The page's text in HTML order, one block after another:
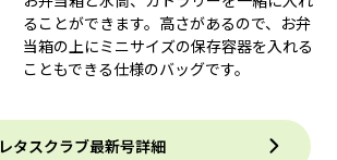
ることができます。高さがあるので、お弁
当箱の上にミニサイズの保存容器を入れる
こともできる仕様のバッグです。
レタスクラブ最新号詳細